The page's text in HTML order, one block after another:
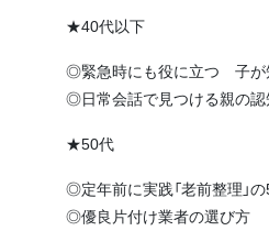
★40代以下
◎緊急時にも役に立つ 子が
◎日常会話で見つける親の認
★50代
◎定年前に実践「老前整理」
◎優良片付け業者の選び方